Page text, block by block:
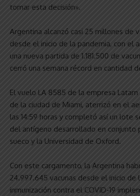
tomar esta decisión».
Argentina alcanzó casi 25 millones de
desde el inicio de la pandemia, con el
una nueva partida de 1.181.500 de
cerró una semana récord en cantidad
El vuelo LA 8585 de la empresa
de la ciudad de Miami, aterrizó en el
las 14:59 horas y completó así un lote
del antígeno desarrollado en conjunto
sueco y la Universidad de Oxford.
Con este cargamento, la Argentina
24.997.645 vacunas desde el inicio de
inmunización contra el COVID-19